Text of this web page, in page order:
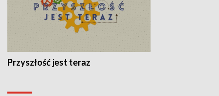
Przyszłość jest teraz